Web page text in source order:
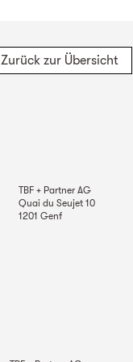
Zurück zur Übersicht
TBF + Partner AG
Quai du Seujet 10
1201 Genf